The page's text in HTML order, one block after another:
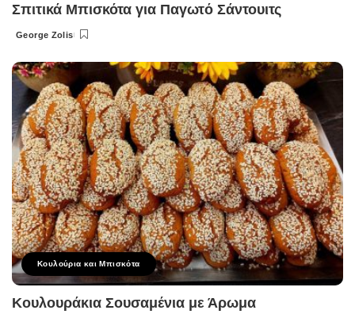
Σπιτικά Μπισκότα για Παγωτό Σάντουιτς
Posted
George Zolis
Κουλούρια και Μπισκότα
Κουλουράκια Σουσαμένια με Άρωμα